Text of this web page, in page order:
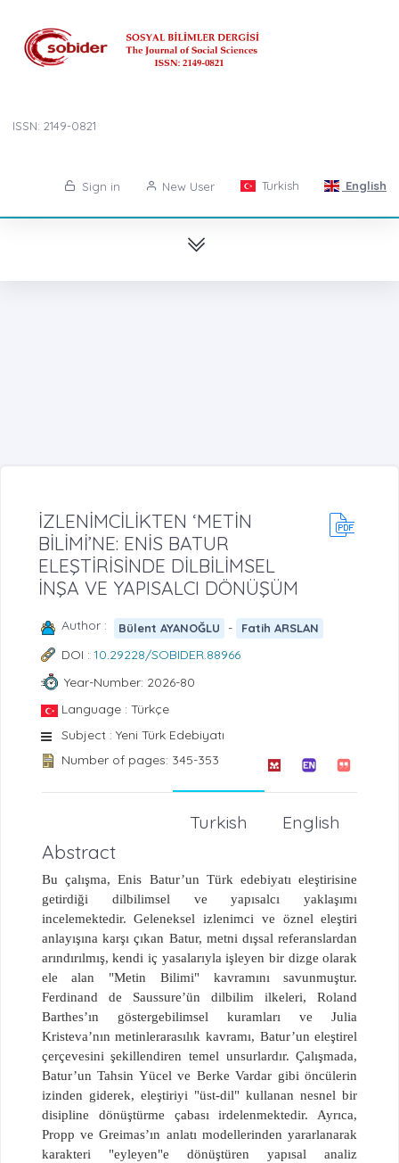
ISSN: 2149-0821
Sign in New User Turkish English
İZLENİMCİLİKTEN ‘METİN
BİLİMİ’NE: ENİS BATUR
ELEŞTİRİSİNDE DİLBİLİMSEL
İNŞA VE YAPISALCI DÖNÜŞÜM
Author : Bülent AYANOĞLU - Fatih ARSLAN
DOI : 10.29228/SOBIDER.88966
Year-Number: 2026-80
Language : Türkçe
Subject : Yeni Türk Edebiyatı
Number of pages: 345-353
English
Turkish
Abstract
Bu çalışma, Enis Batur’un Türk edebiyatı eleştirisine
getirdiği dilbilimsel ve yapısalcı yaklaşımı
incelemektedir. Geleneksel izlenimci ve öznel eleştiri
anlayışına karşı çıkan Batur, metni dışsal referanslardan
arındırılmış, kendi iç yasalarıyla işleyen bir dizge olarak
ele alan "Metin Bilimi" kavramını savunmuştur.
Ferdinand de Saussure’ün dilbilim ilkeleri, Roland
Barthes’ın göstergebilimsel kuramları ve Julia
Kristeva’nın metinlerarasılık kavramı, Batur’un eleştirel
çerçevesini şekillendiren temel unsurlardır. Çalışmada,
Batur’un Tahsin Yücel ve Berke Vardar gibi öncülerin
izinden giderek, eleştiriyi "üst-dil" kullanan nesnel bir
disipline dönüştürme çabası irdelenmektedir. Ayrıca,
Propp ve Greimas’ın anlatı modellerinden yararlanarak
karakteri "eyleyen"e dönüştüren yapısal analiz